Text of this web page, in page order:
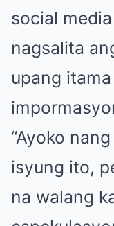
social
nagsalita
upang
“Ayoko
isyung ito,
na walang